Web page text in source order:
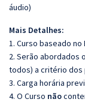
áudio)
Mais Detalhes:
1. Curso baseado no
2. Serão abordados
todos) a critério
3. Carga horária
4. O Curso não